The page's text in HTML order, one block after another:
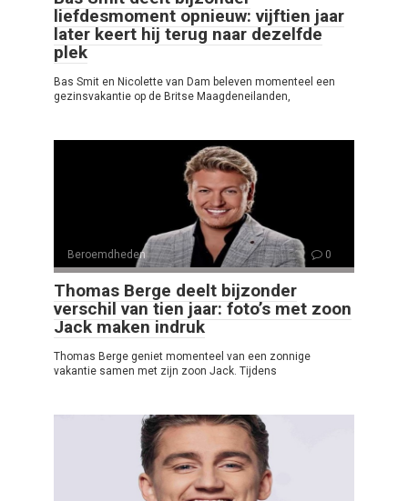
liefdesmoment opnieuw: vijftien jaar
later keert hij terug naar dezelfde
plek
Bas Smit en Nicolette van Dam beleven momenteel een
gezinsvakantie op de Britse Maagdeneilanden,
Beroemdheden 0
Thomas Berge deelt bijzonder
verschil van tien jaar: foto’s met zoon
Jack maken indruk
Thomas Berge geniet momenteel van een zonnige
vakantie samen met zijn zoon Jack. Tijdens